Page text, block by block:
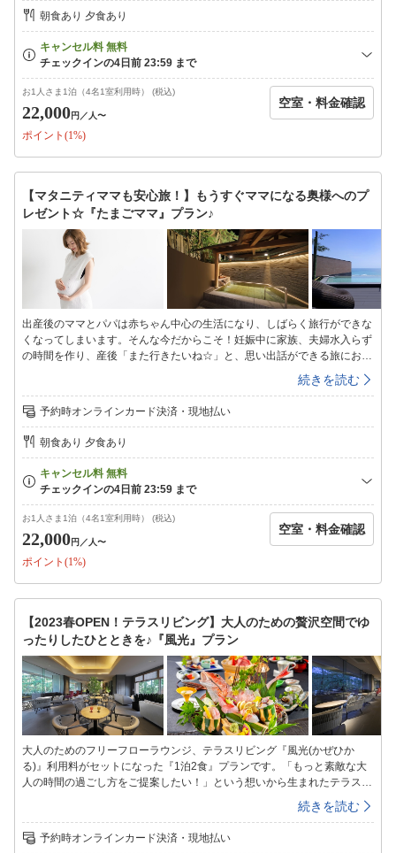
で、詳しくはお問合せ下さいませ)▼△お食事のご案内▽▲【ご夕食】個
室料亭「よしだや」または茶寮「あわ路」にて、房総の山海の幸がいっぱ
いの『少量良質特別』和食会席です。※同グループで同じお料理にてお願
いしており、通常献立お料理などとの同提供はお断りしております。※幼
児を含め、5名様以上の場合は小宴会場（お料理内容も変更）になる場合
があります。【ご朝食】ダイニング「MAIWAI」にて和洋ビュッフェまた
はお部屋にて和食朝食膳です。※お部屋へのご用意は、お部屋タイプ毎に
ご用意の可否・可能人数制限(詳しくは各お部屋タイプ説明をご確認下さ
い)があり、当日17時までのお申込み分までとなります。〜鴨川館のおも
ウト後（引き続き館内にご滞在の場合のみ）も、温泉大浴場のご利用をい
ただけます。※駐車場へお車をお預けになって、鴨川シーワールドへお出
かけいただいても結構です。（徒歩3分）※当館の客室は【全室禁煙】で
のご用意となります。
朝食あり 夕食あり
お1人さま1泊（4名1室利用時） (税込)
22,000円 ／人〜
ポイント(1%)
空室・料金確認
【マタニティママも安心旅！】もうすぐママになる奥様へのプ
レゼント☆『たまごママ』プラン♪
出産後のママとパパは赤ちゃん中心の生活になり、しばらく旅行ができな
くなってしまいます。そんな今だからこそ！妊娠中に家族、夫婦水入らず
の時間を作り、産後「また行きたいね☆」と、思い出話ができる旅にお出
かけしませんか？本プランはマタニティママが安心してゆっくりご宿泊い
ただける嬉しい特典をご用意した『たまごママ』専用プランです。◆◇プ
ランの特典◆◇1.妊婦さんのご宿泊応援グッズをご用意♪☆臭いに敏感な
妊婦さんに！お部屋には『空気清浄機』をご用意。☆足元から体を温め
て！お部屋では『足袋』をご利用ください。☆お食事中も冷えは大敵！お
食事処に『ひざ掛け』をご用意。☆寝る時もユッタリ！『パジャマタイプ
のお部屋着』でお休みください。2.ウェルカムドリンクは『ソフトドリン
ク』☆ウェルカムドリンクは、『ノンカフェイン(ソフトドリンク)』にて
など。3.貸切風呂45分1回サービス4.出産後6カ月以内に再度ご宿泊のお客
様へは、お子様のお食い初め御膳プレゼント。※貸切風呂のご利用時間
は、当日チェックイン時にお伺いさせていただきます。(お時間に限りが
ございますので、ご予約状況によってご利用いただけない場合もございま
す。)※妊婦さんにも安心のマタニティエステもございます(要、事前ご予
などの生物を食されていない等)がございましたら、前日までにご連絡下
さいませ。◆お車で5分のところに地域指定救急病院もございます。▼△
お食事のご案内▽▲【ご夕食】房総の山海の幸がいっぱいの和食会席を、
個室料亭よしだや又は茶寮あわ路にて。※5名様以上の場合は、小宴会場
（お料理内容も変更）になる場合があります。【ご朝食】ダイニング
「MAIWAI」にて和洋ビュッフェまたはお部屋にて和食朝食膳です。※お
部屋へのご用意は、お部屋タイプ毎にご用意の可否・可能人数制限(詳し
くは各お部屋タイプ説明をご確認下さい)があり、当日17時までのお申込
み分までとなります。※当館の客室は全室禁煙です。
続きを読む
予約時オンラインカード決済・現地払い
朝食あり 夕食あり
お1人さま1泊（4名1室利用時） (税込)
22,000円 ／人〜
ポイント(1%)
空室・料金確認
【2023春OPEN！テラスリビング】大人のための贅沢空間でゆ
ったりしたひとときを♪『風光』プラン
大人のためのフリーフローラウンジ、テラスリビング『風光(かぜひか
る)』利用料がセットになった『1泊2食』プランです。「もっと素敵な大
人の時間の過ごし方をご提案したい！」という想いから生まれたテラスリ
ビング『風光(かぜひかる)』。新たに誕生したラウンジは、宿を取り囲む
安房の松原と一体になれるテラスの開放感と、リビングのような寛ぎ感が
同居するエグゼクティブ空間。この寛ぎのスペースでは、千葉の地酒や風
光限定ベジブロススープなどを郷土の味のつまみと共に、大人だけの空間
続きを読む
予約時オンラインカード決済・現地払い